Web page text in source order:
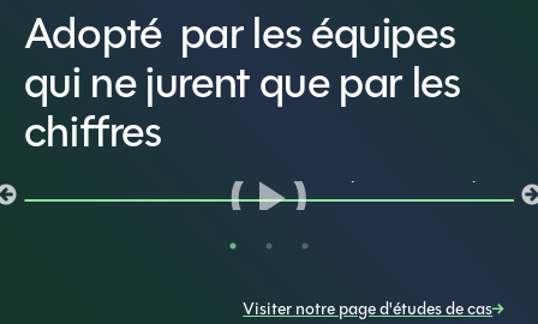
Adopté par les équipes
qui ne jurent que par les
chiffres
Visiter notre page d'études de cas